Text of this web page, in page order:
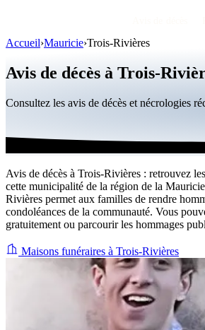
Accueil›Mauricie›Trois-Rivières
Avis de décès à Trois-
Consultez les avis de décès et nécrologies
Avis de décès à Trois-Rivières : retrouvez
cette municipalité de la région de la
Rivières permet aux familles de rendre
condoléances de la communauté. Vous
gratuitement ou parcourir les hommages
Maisons funéraires à Trois-Rivières